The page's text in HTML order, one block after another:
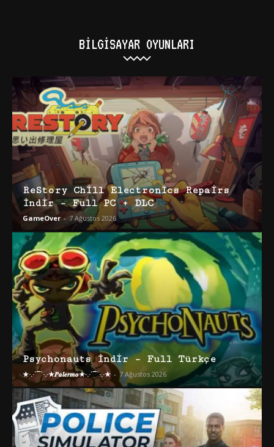
BILGISAYAR OYUNLARI
ReStory Chill Electronics Repairs
İndir – Full PC + DLC
GameOver - 7 Ağustos 2026
Psychonauts İndir – Full Türkçe
★·.·´¯`·.·★𝑷𝒂𝒍𝒆𝒓𝒎𝒐★·.·´¯`·.·★ - 7 Ağustos 2026